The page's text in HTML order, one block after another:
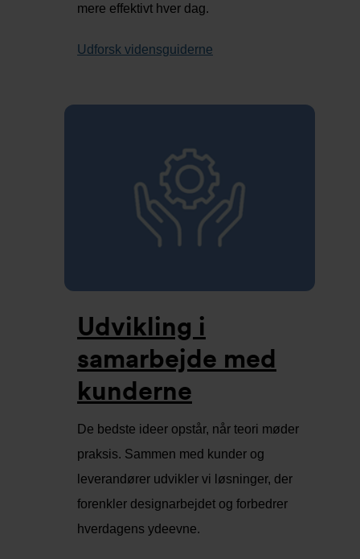
mere effektivt hver dag.
Udforsk vidensguiderne
Udvikling i
samarbejde med
kunderne
De bedste ideer opstår, når teori møder
praksis. Sammen med kunder og
leverandører udvikler vi løsninger, der
forenkler designarbejdet og forbedrer
hverdagens ydeevne.